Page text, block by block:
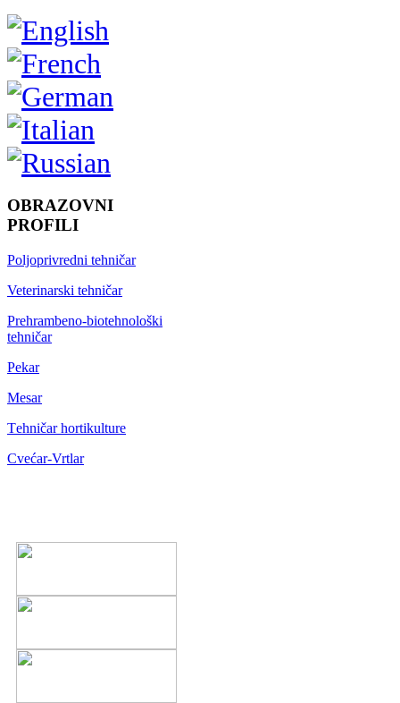
OBRAZOVNI
PROFILI
Poljoprivredni tehničar
Veterinarski tehničar
Prehrambeno-biotehnološki
tehničar
Pekar
Mesar
Тehničar hortikulture
Cvećar-Vrtlar